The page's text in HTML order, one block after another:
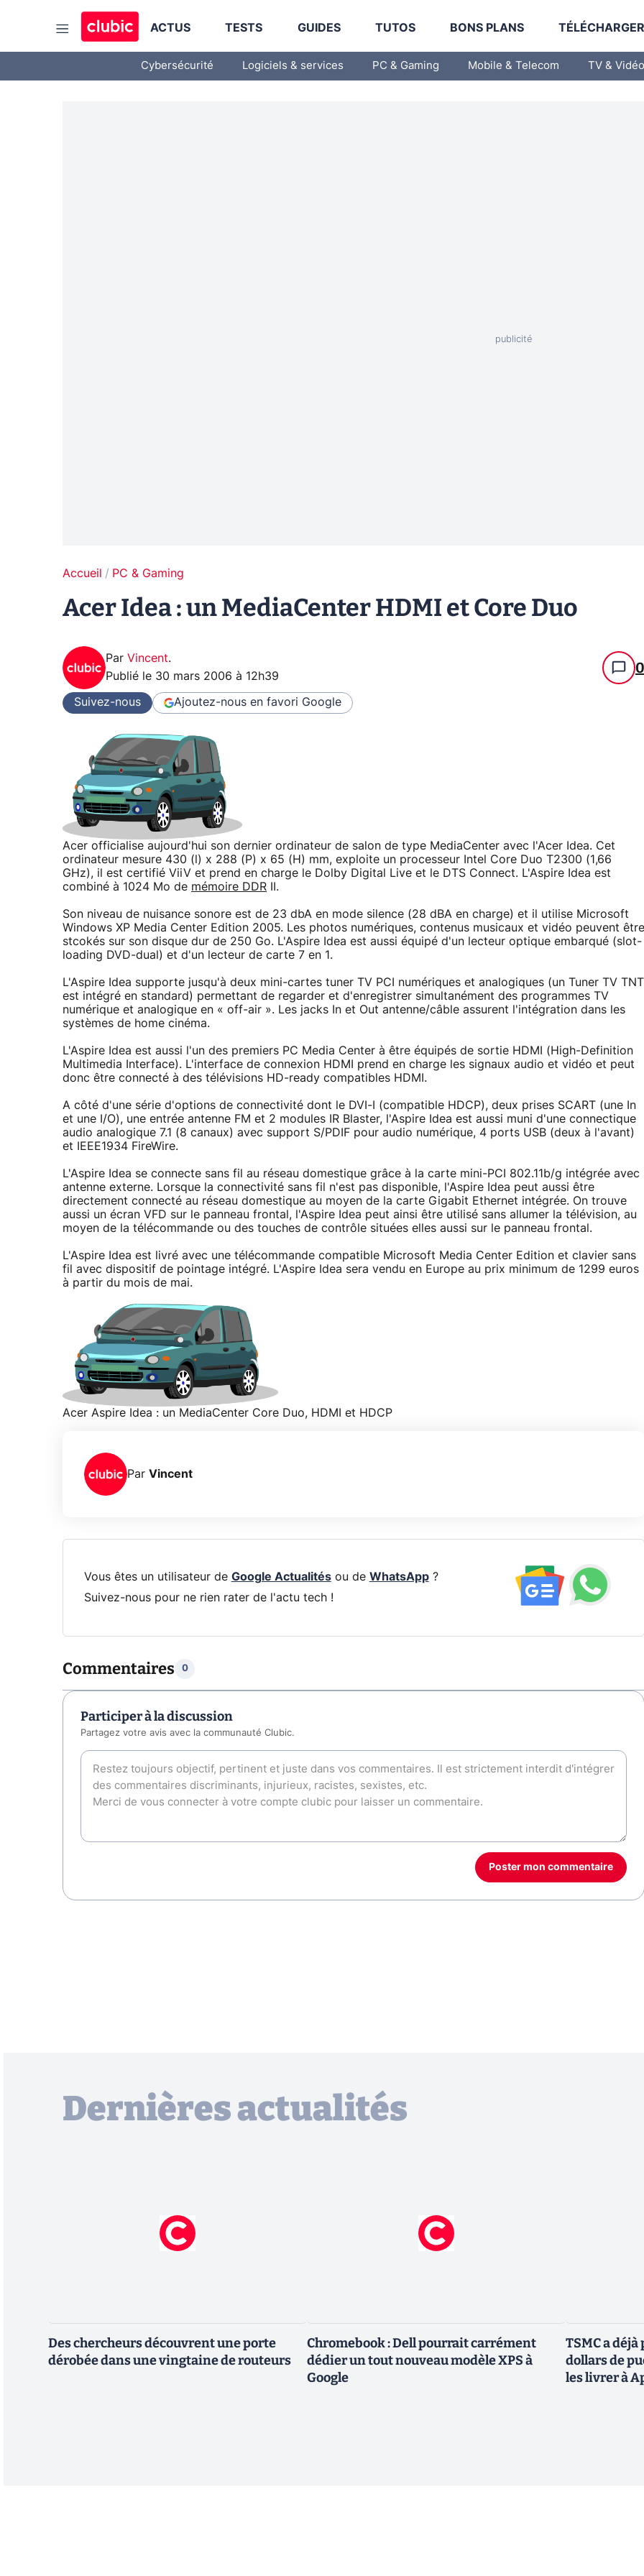
ACTUS TESTS GUIDES TUTOS BONS PLANS
Cybersécurité Logiciels & services PC & Gaming Mobile & Telecom TV & Vidéo
Accueil PC & Gaming
Acer Idea : un MediaCenter HDMI et Core Duo
Par Vincent.
Publié le 30 mars 2006 à 12h39 0
Suivez-nous Ajoutez-nous en favori Google
Acer officialise aujourd'hui son dernier ordinateur de salon de type MediaCenter avec l'Acer Idea. Cet
ordinateur mesure 430 (l) x 288 (P) x 65 (H) mm, exploite un processeur Intel Core Duo T2300 (1,66
GHz), il est certifié ViiV et prend en charge le Dolby Digital Live et le DTS Connect. L'Aspire Idea est
combiné à 1024 Mo de mémoire DDR II.
Son niveau de nuisance sonore est de 23 dbA en mode silence (28 dBA en charge) et il utilise Microsoft
Windows XP Media Center Edition 2005. Les photos numériques, contenus musicaux et vidéo peuvent être
stcokés sur son disque dur de 250 Go. L'Aspire Idea est aussi équipé d'un lecteur optique embarqué (slot-
loading DVD-dual) et d'un lecteur de carte 7 en 1.
L'Aspire Idea supporte jusqu'à deux mini-cartes tuner TV PCI numériques et analogiques (un Tuner TV TNT
est intégré en standard) permettant de regarder et d'enregistrer simultanément des programmes TV
numérique et analogique en « off-air ». Les jacks In et Out antenne/câble assurent l'intégration dans les
systèmes de home cinéma.
L'Aspire Idea est aussi l'un des premiers PC Media Center à être équipés de sortie HDMI (High-Definition
Multimedia Interface). L'interface de connexion HDMI prend en charge les signaux audio et vidéo et peut
donc être connecté à des télévisions HD-ready compatibles HDMI.
A côté d'une série d'options de connectivité dont le DVI-I (compatible HDCP), deux prises SCART (une In
et une I/O), une entrée antenne FM et 2 modules IR Blaster, l'Aspire Idea est aussi muni d'une connectique
audio analogique 7.1 (8 canaux) avec support S/PDIF pour audio numérique, 4 ports USB (deux à l'avant)
et IEEE1934 FireWire.
L'Aspire Idea se connecte sans fil au réseau domestique grâce à la carte mini-PCI 802.11b/g intégrée avec
antenne externe. Lorsque la connectivité sans fil n'est pas disponible, l'Aspire Idea peut aussi être
directement connecté au réseau domestique au moyen de la carte Gigabit Ethernet intégrée. On trouve
aussi un écran VFD sur le panneau frontal, l'Aspire Idea peut ainsi être utilisé sans allumer la télévision, au
moyen de la télécommande ou des touches de contrôle situées elles aussi sur le panneau frontal.
L'Aspire Idea est livré avec une télécommande compatible Microsoft Media Center Edition et clavier sans
fil avec dispositif de pointage intégré. L'Aspire Idea sera vendu en Europe au prix minimum de 1299 euros
à partir du mois de mai.
Acer Aspire Idea : un MediaCenter Core Duo, HDMI et HDCP
Par Vincent
Vous êtes un utilisateur de Google Actualitésou de WhatsApp?
Suivez-nous pour ne rien rater de l'actu tech !
Commentaires 0
Participer à la discussion
Partagez votre avis avec la communauté Clubic.
Poster mon commentaire
Dernières actualités
Des chercheurs découvrent une porte
dérobée dans une vingtaine de routeurs
Chromebook : Dell pourrait carrément
dédier un tout nouveau modèle XPS à
Google
TSMC a
dollars de
les livrer à